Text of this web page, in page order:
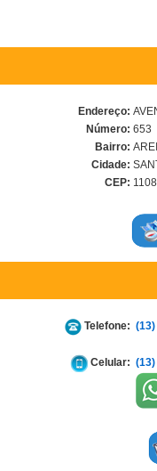
Endereço:
Número: 653
Bairro:
Cidade:
CEP:
Telefone:
Celular: